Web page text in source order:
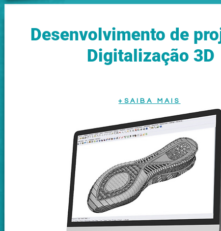
+SAIBA MAIS
Desenvolvimento de
Digitalização 3D